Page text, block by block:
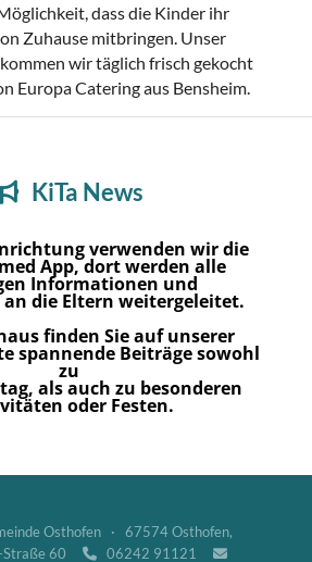
dass die Kinder ihr
Zuhause mitbringen. Unser
wir täglich frisch gekocht
Europa Catering aus Bensheim.
KiTa News
verwenden wir die
App, dort werden alle
Informationen und
die Eltern weitergeleitet.
finden Sie auf unserer
spannende Beiträge sowohl
zu
als auch zu besonderen
oder Festen.
Osthofen · 67574 Osthofen,
Straße 60
 06242 91121 